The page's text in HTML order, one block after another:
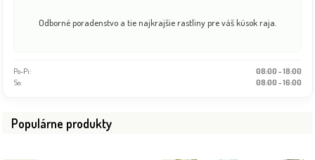
Odborné poradenstvo a tie najkrajšie rastliny pre váš kúsok raja.
Po-Pi:
08:00 - 18:00
So:
08:00 - 16:00
Populárne produkty